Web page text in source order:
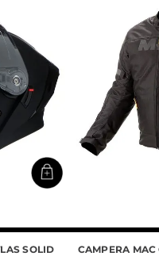
SOLID
CAMPERA